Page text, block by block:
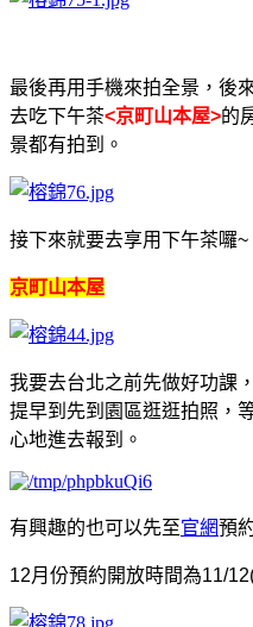
最後再用手機來拍全景，後
去吃下午茶<京町山本屋>的
景都有拍到 。
接下來就要去享用下午茶囉~
京町山本屋
我要去台北之前先做好功課
提早到先到園區逛逛拍照，
心地進去報到。
有興趣的也可以先至官網預
12月份預約開放時間為11/